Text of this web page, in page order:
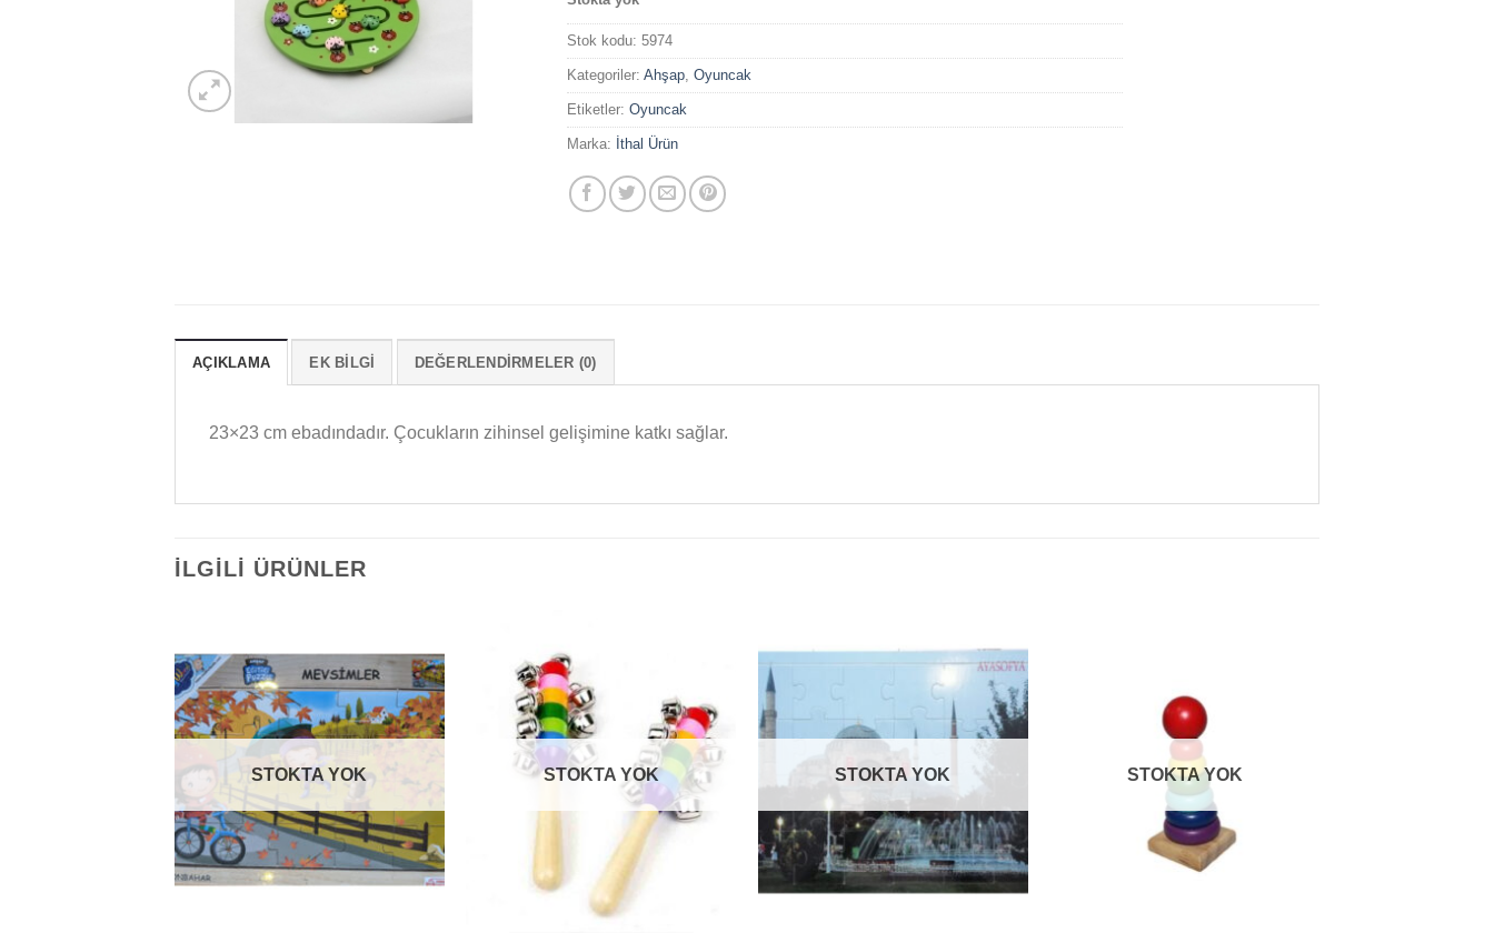
Stok kodu:5974
Kategoriler:Ahşap ,Oyuncak
Etiketler:Oyuncak
Marka: İthal Ürün
AÇIKLAMA EK BILGI DEĞERLENDIRMELER (0)
23×23 cm ebadındadır. Çocukların zihinsel gelişimine katkı sağlar.
İLGILI ÜRÜNLER
Add to
wishlist
STOKTA YOK STOKTA YOK
Add to
wishlist
STOKTA YOK STOKTA YOK